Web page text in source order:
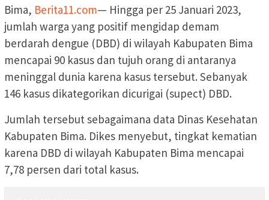
Bima, Berita11.com— Hingga per 25 Januari 2023,
jumlah warga yang positif mengidap demam
berdarah dengue (DBD) di wilayah Kabupaten Bima
mencapai 90 kasus dan tujuh orang di antaranya
meninggal dunia karena kasus tersebut. Sebanyak
146 kasus dikategorikan dicurigai (supect) DBD.
Jumlah tersebut sebagaimana data Dinas Kesehatan
Kabupaten Bima. Dikes menyebut, tingkat kematian
karena DBD di wilayah Kabupaten Bima mencapai
7,78 persen dari total kasus.